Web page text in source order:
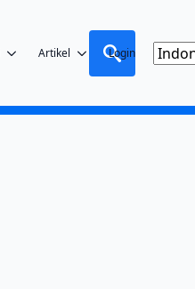
Artikel Login
for: